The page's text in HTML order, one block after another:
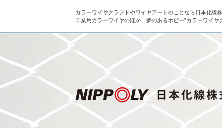
カラーワイヤクラフトやワイヤアートのことなら日本化線
工業用カラーワイヤのほか、夢のあるホビー"カラーワイヤ